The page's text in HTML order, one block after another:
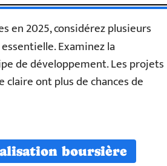
en 2025, considérez plusieurs
Examinez la
de développement. Les projets
ont plus de chances de
boursière